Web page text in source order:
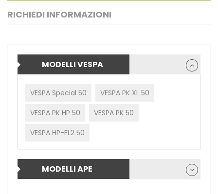
RICHIEDI INFORMAZIONI
MODELLI VESPA
VESPA Special 50 VESPA PK XL 50
VESPA PK HP 50 VESPA PK 50
VESPA HP-FL2 50
MODELLI APE